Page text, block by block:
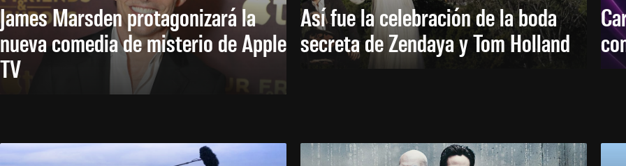
James Marsden protagonizará la
nueva comedia de misterio de Apple
TV
Así fue la celebración de la boda
secreta de Zendaya y Tom Holland